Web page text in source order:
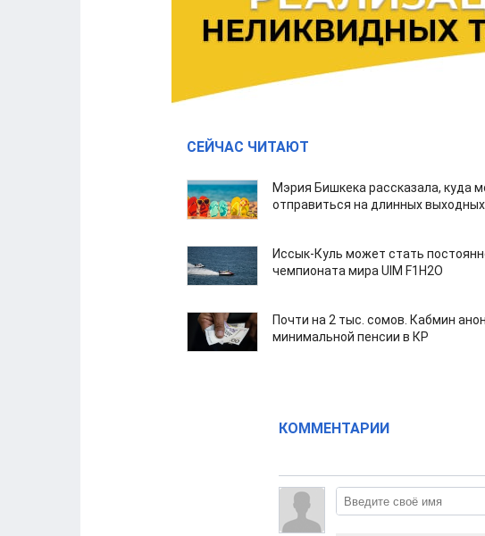
СЕЙЧАС ЧИТАЮТ
Мэрия Бишкека рассказала, куда
отправиться на длинных выходных
Иссык-Куль может стать
чемпионата мира UIM F1H2O
Почти на 2 тыс. сомов. Кабмин
минимальной пенсии в КР
КОММЕНТАРИИ